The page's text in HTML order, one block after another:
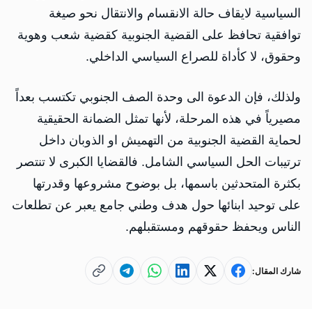
السياسية لايقاف حالة الانقسام والانتقال نحو صيغة
توافقية تحافظ على القضية الجنوبية كقضية شعب وهوية
وحقوق، لا كأداة للصراع السياسي الداخلي.
ولذلك، فإن الدعوة الى وحدة الصف الجنوبي تكتسب بعداً
مصيرياً في هذه المرحلة، لأنها تمثل الضمانة الحقيقية
لحماية القضية الجنوبية من التهميش او الذوبان داخل
ترتيبات الحل السياسي الشامل. فالقضايا الكبرى لا تنتصر
بكثرة المتحدثين باسمها، بل بوضوح مشروعها وقدرتها
على توحيد ابنائها حول هدف وطني جامع يعبر عن تطلعات
الناس ويحفظ حقوقهم ومستقبلهم.
شارك المقال: